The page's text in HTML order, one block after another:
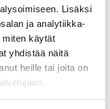
Lisäksi
ja analytiikka-
miten käytät
yhdistää näitä
heille tai joita on